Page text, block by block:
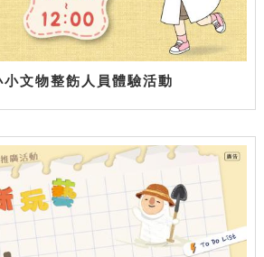
小文物整飭人員體驗活動